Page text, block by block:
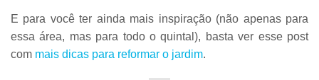
E para você ter ainda mais inspiração (não apenas para
essa área, mas para todo o quintal), basta ver esse post
com mais dicas para reformar o jardim.